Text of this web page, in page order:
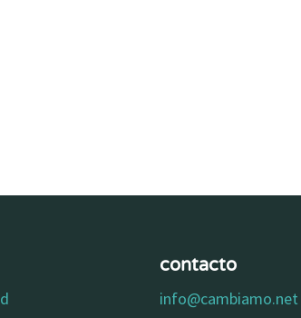
contacto
info@cambiamo.net